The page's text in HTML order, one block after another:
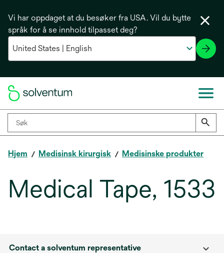
Vi har oppdaget at du besøker fra USA. Vil du bytte
språk for å se innhold tilpasset deg?
Hjem Medisinsk kirurgisk Medisinske produkter
Medical Tape, 1533
Contact a solventum representative